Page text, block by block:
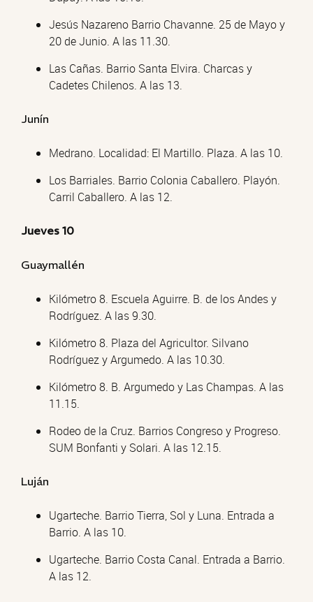
Jesús Nazareno Barrio Chavanne. 25 de Mayo y
20 de Junio. A las 11.30.
Las Cañas. Barrio Santa Elvira. Charcas y
Cadetes Chilenos. A las 13.
Junín
Medrano. Localidad: El Martillo. Plaza. A las 10.
Los Barriales. Barrio Colonia Caballero. Playón.
Carril Caballero. A las 12.
Jueves 10
Guaymallén
Kilómetro 8. Escuela Aguirre. B. de los Andes y
Rodríguez. A las 9.30.
Kilómetro 8. Plaza del Agricultor. Silvano
Rodríguez y Argumedo. A las 10.30.
Kilómetro 8. B. Argumedo y Las Champas. A las
11.15.
Rodeo de la Cruz. Barrios Congreso y Progreso.
SUM Bonfanti y Solari. A las 12.15.
Luján
Ugarteche. Barrio Tierra, Sol y Luna. Entrada a
Barrio. A las 10.
Ugarteche. Barrio Costa Canal. Entrada a Barrio.
A las 12.